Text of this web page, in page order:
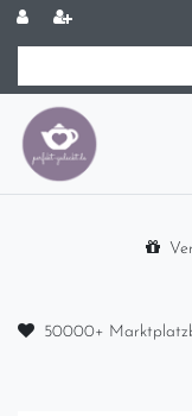
50000+